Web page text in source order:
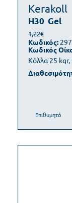
Kerakoll
H30 Gel
Κόλλα 25
1,22€
Κωδικός:
Κωδικός
Επιθυμητό